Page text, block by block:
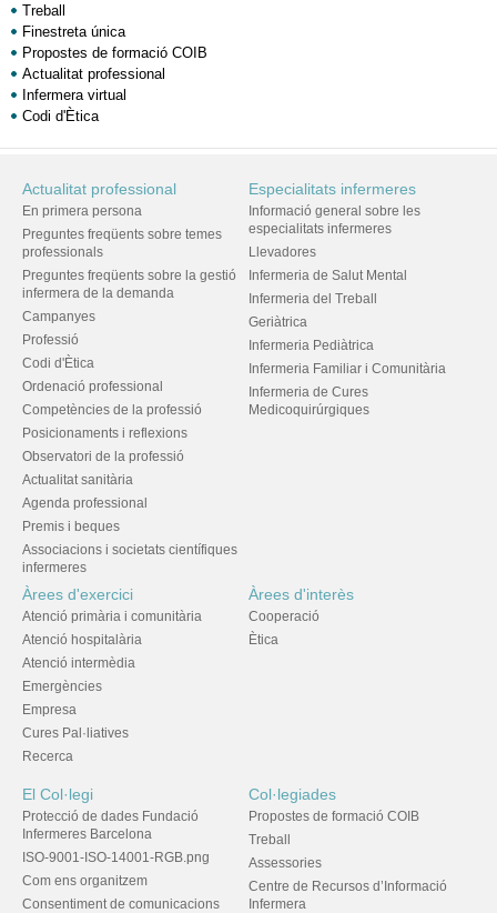
Treball
Finestreta única
Propostes de formació COIB
Actualitat professional
Infermera virtual
Codi d'Ètica
Actualitat professional
En primera persona
Preguntes freqüents sobre temes
professionals
Preguntes freqüents sobre la gestió
infermera de la demanda
Campanyes
Professió
Codi d'Ètica
Ordenació professional
Competències de la professió
Posicionaments i reflexions
Observatori de la professió
Actualitat sanitària
Agenda professional
Premis i beques
Associacions i societats científiques
infermeres
Especialitats infermeres
Informació general sobre les
especialitats infermeres
Llevadores
Infermeria de Salut Mental
Infermeria del Treball
Geriàtrica
Infermeria Pediàtrica
Infermeria Familiar i Comunitària
Infermeria de Cures
Medicoquirúrgiques
Àrees d'exercici
Atenció primària i comunitària
Atenció hospitalària
Atenció intermèdia
Emergències
Empresa
Cures Pal·liatives
Recerca
Àrees d'interès
Cooperació
Ètica
El Col·legi
Protecció de dades Fundació
Infermeres Barcelona
ISO-9001-ISO-14001-RGB.png
Com ens organitzem
Consentiment de comunicacions
Col·legiades
Propostes de formació COIB
Treball
Assessories
Centre de Recursos d’Informació
Infermera